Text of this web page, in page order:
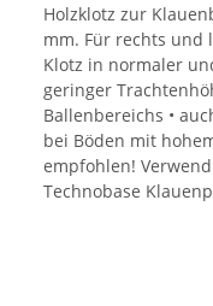
Holzklotz zur
mm. Für rechts und
Klotz in normaler
geringer
Ballenbereichs •
bei Böden mit
empfohlen!
Technobase